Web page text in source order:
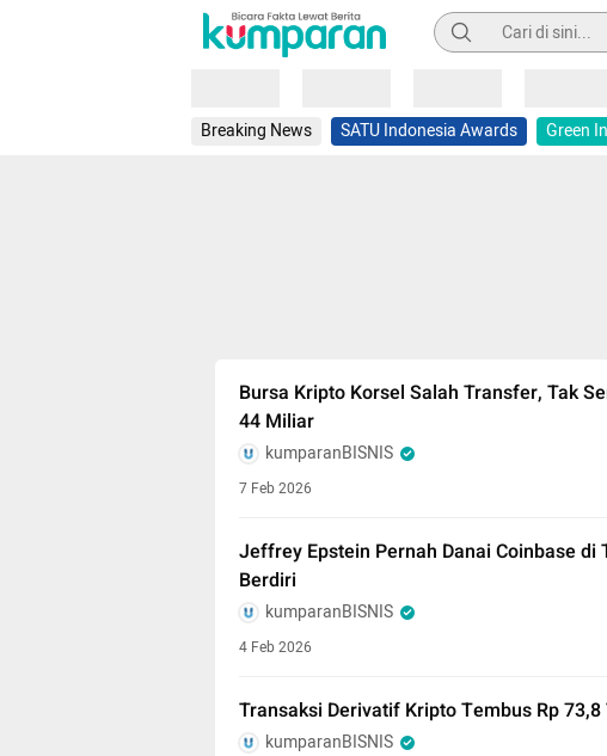
Pencarian
Breaking News SATU Indonesia Awards Green
Bursa Kripto Korsel Salah Transfer, Tak
44 Miliar
kumparanBISNIS
7 Feb 2026
Jeffrey Epstein Pernah Danai Coinbase di
Berdiri
kumparanBISNIS
4 Feb 2026
Transaksi Derivatif Kripto Tembus Rp
kumparanBISNIS